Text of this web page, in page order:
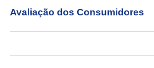
Avaliação dos Consumidores